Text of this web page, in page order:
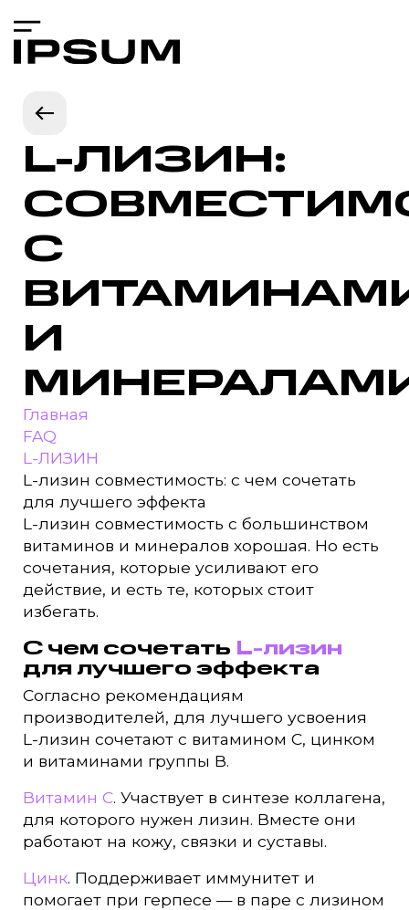
L-ЛИЗИН:
С
И
Главная
FAQ
L-ЛИЗИН
L-лизин совместимость: с чем сочетать
для лучшего эффекта
L-лизин совместимость с большинством
витаминов и минералов хорошая. Но есть
сочетания, которые усиливают его
действие, и есть те, которых стоит
избегать.
С чем сочетать L-лизин
для лучшего эффекта
Согласно рекомендациям
производителей, для лучшего усвоения
L-лизин сочетают с витамином С, цинком
и витаминами группы В.
Витамин С. Участвует в синтезе коллагена,
для которого нужен лизин. Вместе они
работают на кожу, связки и суставы.
Цинк. Поддерживает иммунитет и
помогает при герпесе — в паре с лизином